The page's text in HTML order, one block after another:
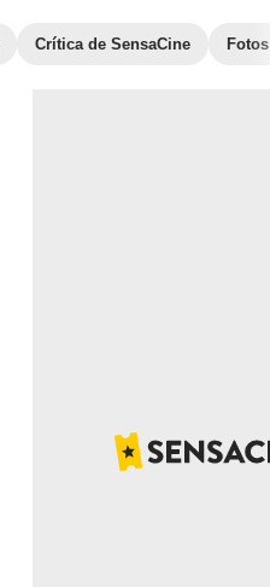
Crítica de SensaCine Fotos